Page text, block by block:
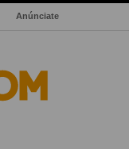
Anúnciate